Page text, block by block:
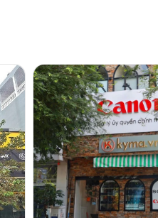
tượng.
tại khoảng cách 0,5m (5600K). Đây
mặt, sản phẩm hoặc không
chế hiện tượng chói gắt và